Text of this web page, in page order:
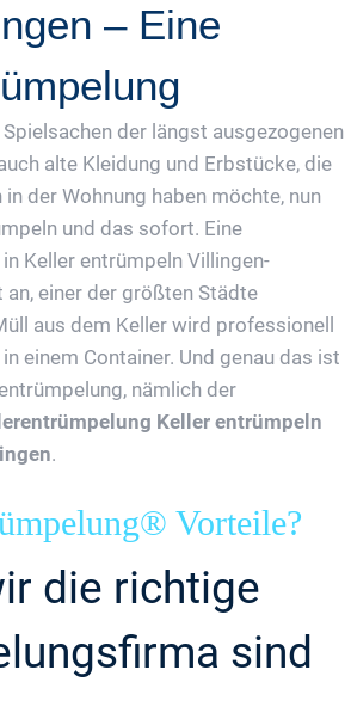
– Eine
der längst ausgezogenen
alte Kleidung und Erbstücke, die
der Wohnung haben möchte, nun
und das sofort. Eine
Keller entrümpeln Villingen-
an, einer der größten Städte
aus dem Keller wird professionell
einem Container. Und genau das ist
nämlich der
Keller entrümpeln
.
Vorteile?
die richtige
sind